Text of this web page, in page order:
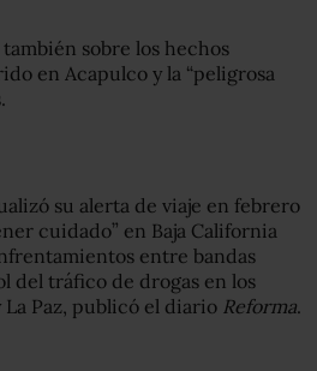
sobre los hechos
en Acapulco y la “peligrosa
su alerta de viaje en febrero
cuidado” en Baja California
entre bandas
del tráfico de drogas en los
La Paz, publicó el diario Reforma.